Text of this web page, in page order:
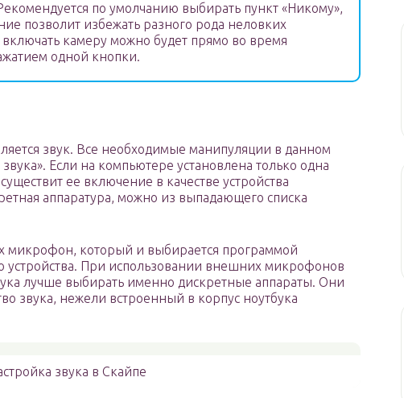
по умолчанию выбирать пункт «Никому»,
позволит избежать разного рода неловких
камеру можно будет прямо во время
одной кнопки.
звук. Все необходимые манипуляции в данном
Если на компьютере установлена только одна
ее включение в качестве устройства
аппаратура, можно из выпадающего списка
микрофон, который и выбирается программой
устройства. При использовании внешних микрофонов
лучше выбирать именно дискретные аппараты. Они
звука, нежели встроенный в корпус ноутбука
звука в Скайпе